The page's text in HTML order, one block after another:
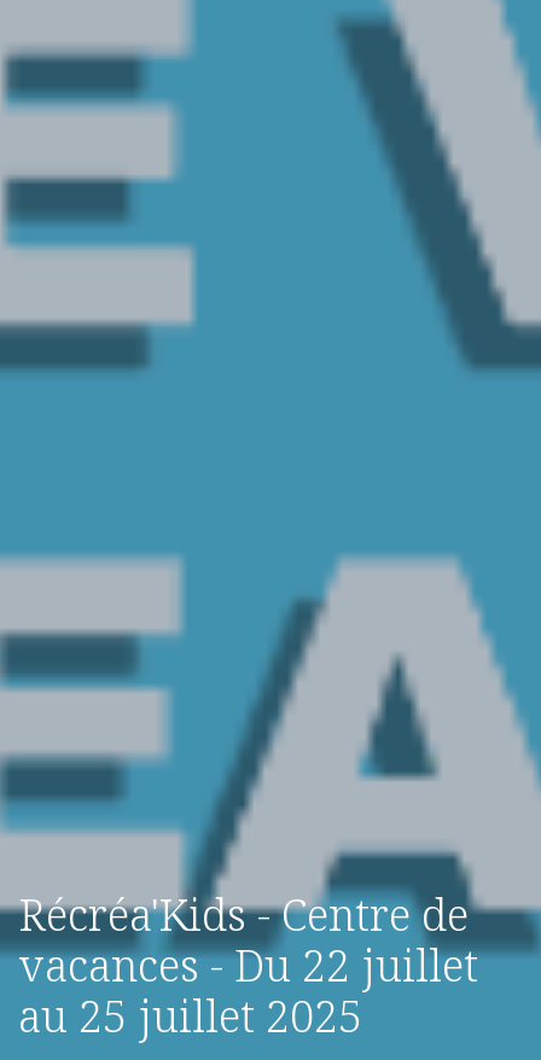
Récréa'Kids - Centre de
vacances - Du 22 juillet
au 25 juillet 2025